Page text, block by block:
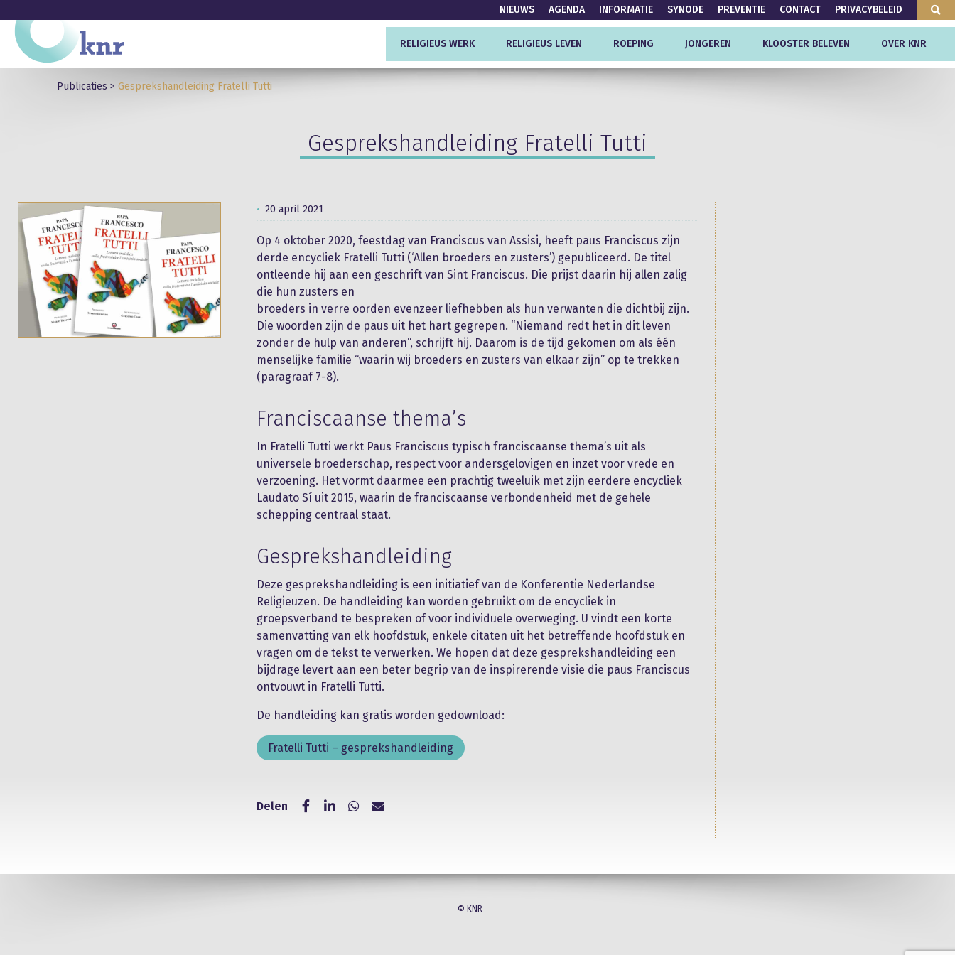
NIEUWS AGENDA INFORMATIE SYNODE PREVENTIE CONTACT PRIVACYBELEID
RELIGIEUS WERK RELIGIEUS LEVEN ROEPING JONGEREN KLOOSTER BELEVEN OVER KNR
Publicaties > Gesprekshandleiding Fratelli Tutti
Gesprekshandleiding Fratelli Tutti
20 april 2021
Op 4 oktober 2020, feestdag van Franciscus van Assisi, heeft paus Franciscus zijn
derde encycliek Fratelli Tutti (‘Allen broeders en zusters’) gepubliceerd. De titel
ontleende hij aan een geschrift van Sint Franciscus. Die prijst daarin hij allen zalig
die hun zusters en
broeders in verre oorden evenzeer liefhebben als hun verwanten die dichtbij zijn.
Die woorden zijn de paus uit het hart gegrepen. “Niemand redt het in dit leven
zonder de hulp van anderen”, schrijft hij. Daarom is de tijd gekomen om als één
menselijke familie “waarin wij broeders en zusters van elkaar zijn” op te trekken
(paragraaf 7-8).
Franciscaanse thema’s
In Fratelli Tutti werkt Paus Franciscus typisch franciscaanse thema’s uit als
universele broederschap, respect voor andersgelovigen en inzet voor vrede en
verzoening. Het vormt daarmee een prachtig tweeluik met zijn eerdere encycliek
Laudato Sí uit 2015, waarin de franciscaanse verbondenheid met de gehele
schepping centraal staat.
Gesprekshandleiding
Deze gesprekshandleiding is een initiatief van de Konferentie Nederlandse
Religieuzen. De handleiding kan worden gebruikt om de encycliek in
groepsverband te bespreken of voor individuele overweging. U vindt een korte
samenvatting van elk hoofdstuk, enkele citaten uit het betreffende hoofdstuk en
vragen om de tekst te verwerken. We hopen dat deze gesprekshandleiding een
bijdrage levert aan een beter begrip van de inspirerende visie die paus Franciscus
ontvouwt in Fratelli Tutti.
De handleiding kan gratis worden gedownload:
Fratelli Tutti – gesprekshandleiding
Delen
© KNR